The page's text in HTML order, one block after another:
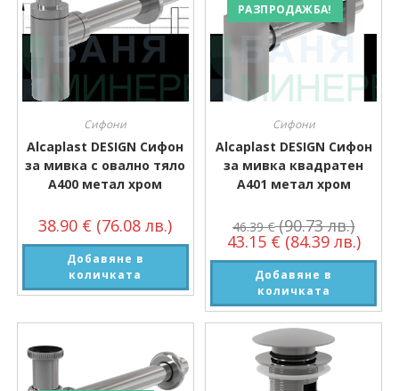
Сифони
Alcaplast DESIGN Сифон
за мивка с овално тяло
A400 метал хром
38.90 € (76.08 лв.)
Добавяне в
количката
РАЗПРОДАЖБА!
Сифони
Alcaplast DESIGN Сифон
за мивка квадратен
A401 метал хром
46.39€ (90.73 лв.)
43.15 € (84.39 лв.)
Добавяне в
количката